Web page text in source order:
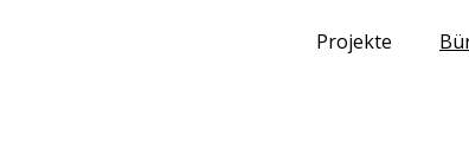
Projekte